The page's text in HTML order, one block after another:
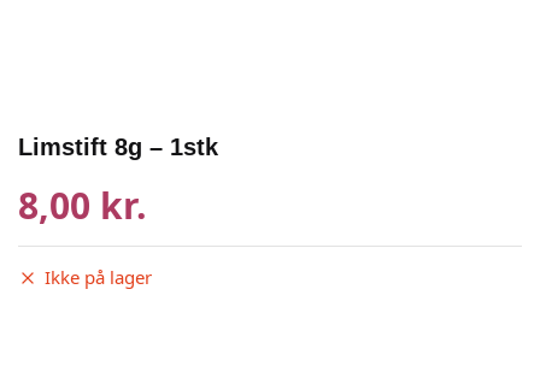
Limstift 8g – 1stk
8,00 kr.
Ikke på lager